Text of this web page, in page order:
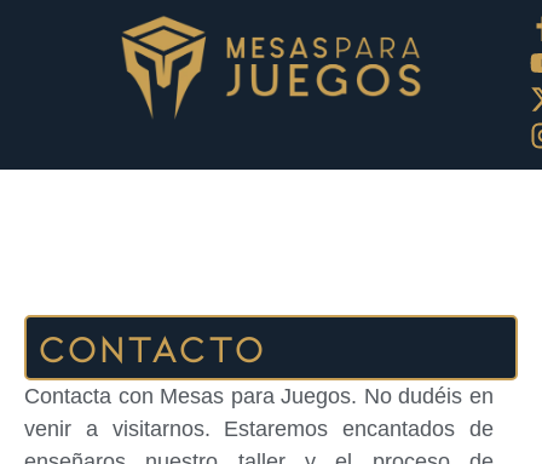
Contacto
Contacta con Mesas para Juegos. No dudéis en
venir a visitarnos. Estaremos encantados de